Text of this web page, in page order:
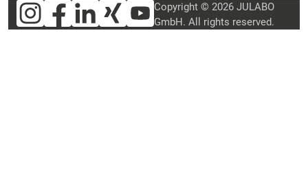
Copyright © 2026 JULABO
GmbH. All rights reserved.